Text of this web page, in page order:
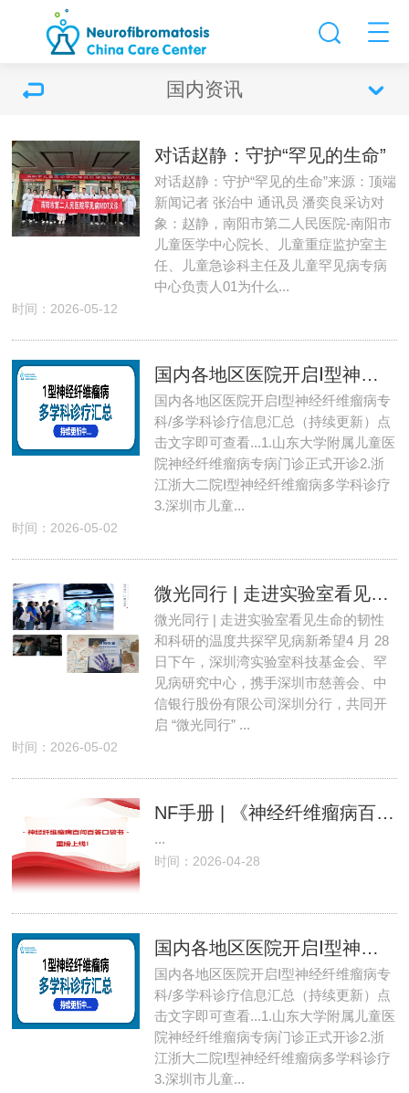
国内资讯
对话赵静：守护“罕见的生命”
对话赵静：守护“罕见的生命”来源：顶端
新闻记者 张治中 通讯员 潘奕良采访对
象：赵静，南阳市第二人民医院-南阳市
儿童医学中心院长、儿童重症监护室主
任、儿童急诊科主任及儿童罕见病专病
中心负责人01为什么...
时间：2026-05-12
国内各地区医院开启Ⅰ型神经纤维瘤病专科/多学科诊疗信息汇总（持续更新）
国内各地区医院开启Ⅰ型神经纤维瘤病专
科/多学科诊疗信息汇总（持续更新）点
击文字即可查看...1.山东大学附属儿童医
院神经纤维瘤病专病门诊正式开诊2.浙
江浙大二院Ⅰ型神经纤维瘤病多学科诊疗
3.深圳市儿童...
时间：2026-05-02
微光同行 | 走进实验室看见生命的韧性和科研的温度
微光同行 | 走进实验室看见生命的韧性
和科研的温度共探罕见病新希望4 月 28
日下午，深圳湾实验室科技基金会、罕
见病研究中心，携手深圳市慈善会、中
信银行股份有限公司深圳分行，共同开
启 “微光同行” ...
时间：2026-05-02
NF手册 | 《神经纤维瘤病百问百答口袋书》正式上线！
...
时间：2026-04-28
国内各地区医院开启Ⅰ型神经纤维瘤病专科/多学科诊疗信息汇总（持续更新）
国内各地区医院开启Ⅰ型神经纤维瘤病专
科/多学科诊疗信息汇总（持续更新）点
击文字即可查看...1.山东大学附属儿童医
院神经纤维瘤病专病门诊正式开诊2.浙
江浙大二院Ⅰ型神经纤维瘤病多学科诊疗
3.深圳市儿童...